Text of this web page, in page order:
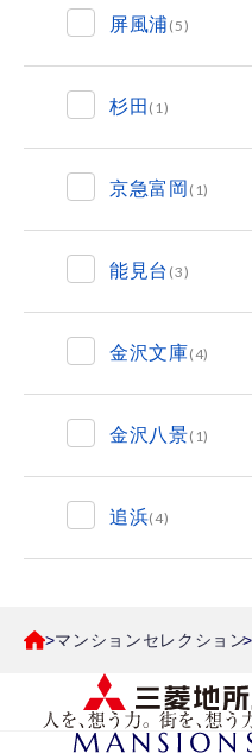
屏風浦 (5)
杉田 (1)
京急富岡 (1)
能見台 (3)
金沢文庫(4)
金沢八景(1)
追浜(4)
マンションセレクション